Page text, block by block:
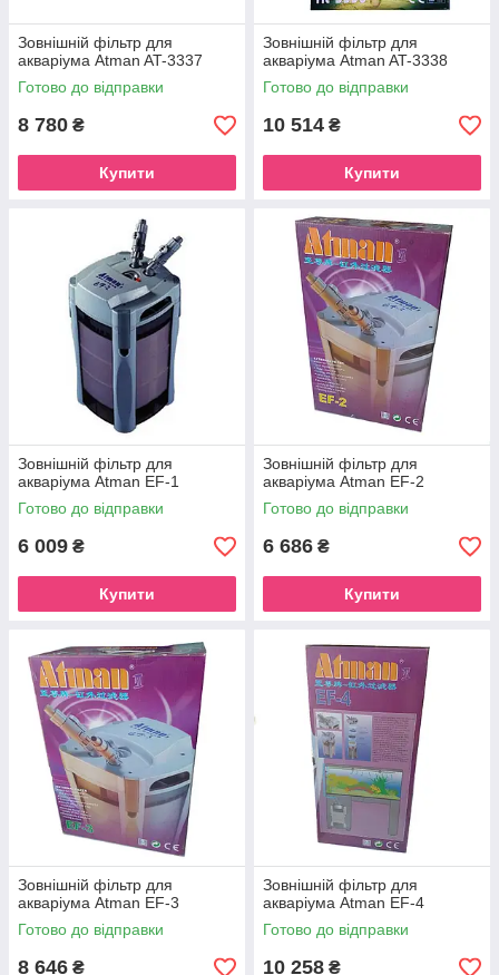
Зовнішній фільтр для
акваріума Atman AT-3337
Готово до відправки
8 780 ₴
Купити
Зовнішній фільтр для
акваріума Atman AT-3338
Готово до відправки
10 514 ₴
Купити
Зовнішній фільтр для
акваріума Atman EF-1
Готово до відправки
6 009 ₴
Купити
Зовнішній фільтр для
акваріума Atman EF-2
Готово до відправки
6 686 ₴
Купити
Зовнішній фільтр для
акваріума Atman EF-3
Готово до відправки
8 646 ₴
Зовнішній фільтр для
акваріума Atman EF-4
Готово до відправки
10 258 ₴